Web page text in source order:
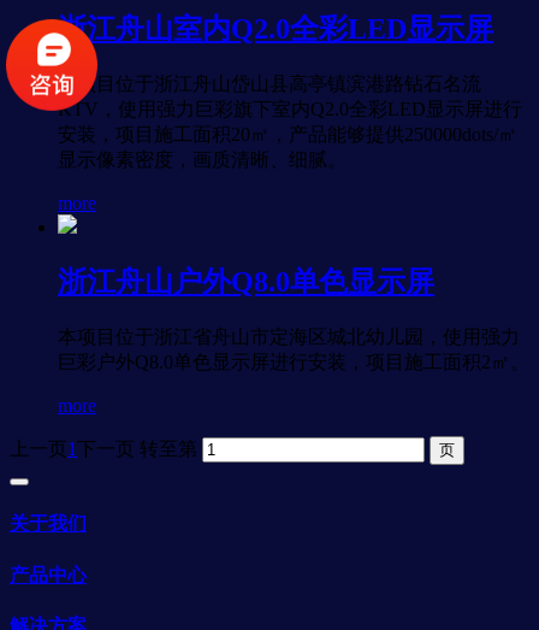
浙江舟山室内Q2.0全彩LED显示屏
本项目位于浙江舟山岱山县高亭镇滨港路钻石名流
KTV，使用强力巨彩旗下室内Q2.0全彩LED显示屏进行
安装，项目施工面积20㎡，产品能够提供250000dots/㎡
显示像素密度，画质清晰、细腻。
more
浙江舟山户外Q8.0单色显示屏
本项目位于浙江省舟山市定海区城北幼儿园，使用强力
巨彩户外Q8.0单色显示屏进行安装，项目施工面积2㎡。
more
上一页1下一页 转至第
关于我们
产品中心
解决方案